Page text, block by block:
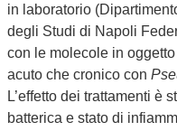
in laboratorio
degli Studi di Napoli
con le molecole in
acuto che cronico con
L’effetto dei trattamenti è
batterica e stato di